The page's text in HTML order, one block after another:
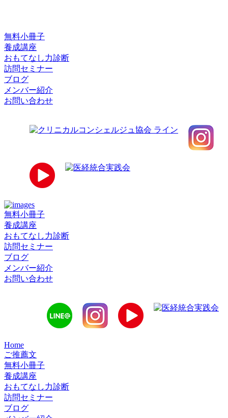
無料小冊子
養成講座
おもてなし力診断
訪問セミナー
ブログ
メンバー紹介
お問い合わせ
無料小冊子
養成講座
おもてなし力診断
訪問セミナー
ブログ
メンバー紹介
お問い合わせ
Home
ご推薦文
無料小冊子
養成講座
おもてなし力診断
訪問セミナー
ブログ